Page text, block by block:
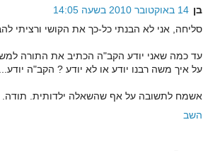
בן 14 באוקטובר 2010 בשעה 14:05
סליחה, אני לא הבנתי כל-כך את הקושי ורציתי
עד כמה שאני יודע הקב"ה הכתיב את התורה
על איך משה רבנו יודע או לא יודע ? הקב"ה יודע...
אשמח לתשובה על אף שהשאלה ילדותית. תודה.
השב